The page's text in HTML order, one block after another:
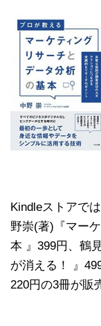
Kindleストアで
野崇(著)『マー
本 』399円、鶴
が消える！ 』
220円の3冊が販